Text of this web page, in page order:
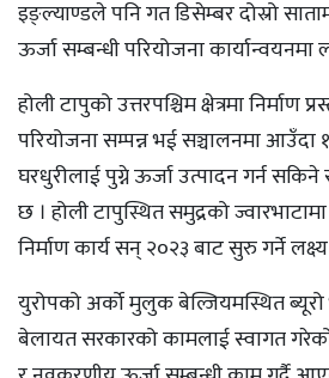
इङ्ल्याण्डले पनि गत डिसेम्बर दोस्रो
ऊर्जा सम्बन्धी परियोजना
होली टापुको उत्तरपश्चिम क्षेत्रमा निर्माण
परियोजना सम्पन्न भई सञ्चालनमा
घरधुरीलाई पुग्ने ऊर्जा उत्पादन गर्न
छ । होली टापुस्थित समुद्रको
निर्माण कार्य सन् २०२३ बाट सुरु गर्ने
युरोपको अर्को मुलुक बेल्जियमस्थित
बेलायत सरकारको कामलाई स्वागत